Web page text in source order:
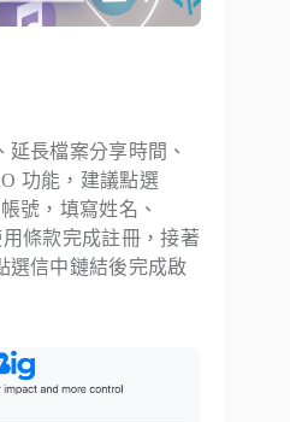
長檔案分享時間、
功能，建議點選
號，填寫姓名、
條款完成註冊，接著
選信中鏈結後完成啟